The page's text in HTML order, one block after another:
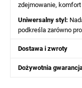
zdejmowanie, komfort
Uniwersalny styl:
podkreśla zarówno
Dostawa i zwroty
Dożywotnia